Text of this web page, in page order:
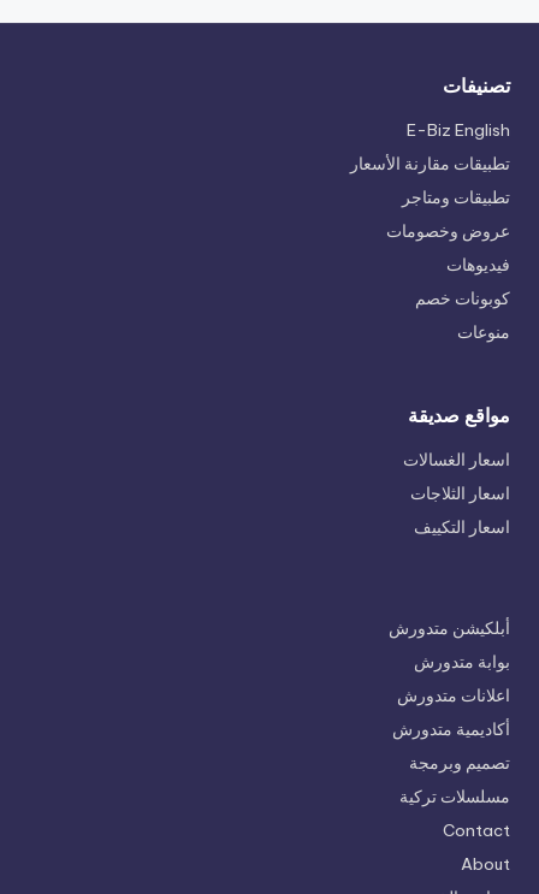
تصنيفات
E-Biz English
تطبيقات مقارنة الأسعار
تطبيقات ومتاجر
عروض وخصومات
فيديوهات
كوبونات خصم
منوعات
مواقع صديقة
اسعار الغسالات
اسعار الثلاجات
اسعار التكييف
أبلكيشن متدورش
بوابة متدورش
اعلانات متدورش
أكاديمية متدورش
تصميم وبرمجة
مسلسلات تركية
Contact
About